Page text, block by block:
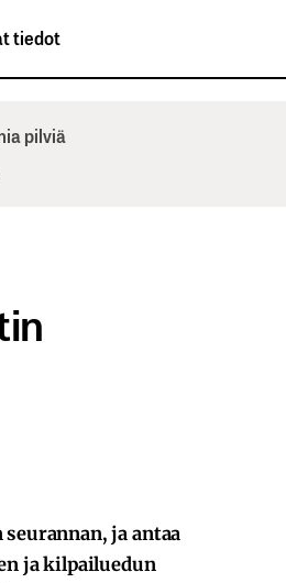
tiedot
pilviä
ja antaa
ja kilpailuedun